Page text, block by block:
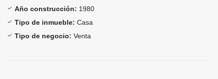
Año construcción: 1980
Tipo de inmueble: Casa
Tipo de negocio: Venta